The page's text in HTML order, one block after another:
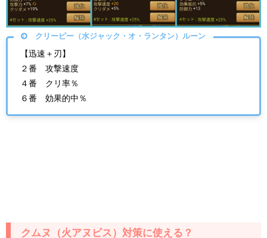
クリーピー（水ジャック・オ・ランタン）ルーン
【迅速＋刃】
２番 攻撃速度
４番 クリ率％
６番 効果的中％
クムヌ（火アヌビス）対策に使える？